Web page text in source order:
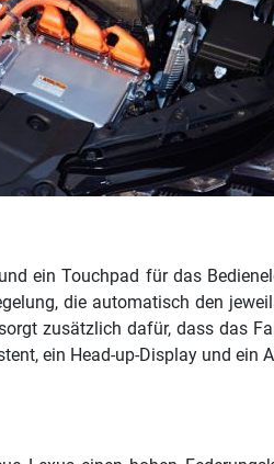
ein Touchpad für das
die automatisch den
zusätzlich dafür, dass das
ein Head-up-Display und ein